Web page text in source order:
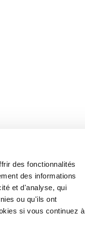
des fonctionnalités
des informations
et d'analyse, qui
ou qu'ils ont
si vous continuez à